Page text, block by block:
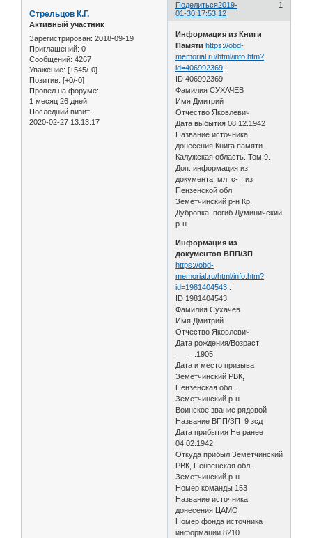
Поделиться 1
2019-
01-30 17:53:12
Стрельцов К.Г.
Активный участник
Зарегистрирован: 2018-09-19
Приглашений: 0
Сообщений: 4267
Уважение: [+545/-0]
Позитив: [+0/-0]
Провел на форуме:
1 месяц 26 дней
Последний визит:
2020-02-27 13:13:17
Информация из Книги
Памяти https://obd-
memorial.ru/html/info.htm?
id=406992369 :
ID 406992369
Фамилия СУХАЧЕВ
Имя Дмитрий
Отчество Яковлевич
Дата выбытия 08.12.1942
Название источника
донесения Книга памяти.
Калужская область. Том 9.
Доп. информация из
документа: мл. с-т, из
Пензенской обл.
Земетчинский р-н Кр.
Дубровка, погиб Думиничский
р-н.
Информация из
документов ВПП/ЗП
https://obd-
memorial.ru/html/info.htm?
id=1981404543 :
ID 1981404543
Фамилия Сухачев
Имя Дмитрий
Отчество Яковлевич
Дата рождения/Возраст
__.__.1905
Дата и место призыва
Земетчинский РВК,
Пензенская обл.,
Земетчинский р-н
Воинское звание рядовой
Название ВПП/ЗП 9 зсд
Дата прибытия Не ранее
04.02.1942
Откуда прибыл Земетчинский
РВК, Пензенская обл.,
Земетчинский р-н
Номер команды 153
Название источника
донесения ЦАМО
Номер фонда источника
информации 8210